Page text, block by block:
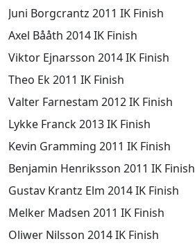
Juni Borgcrantz 2011 IK Finish
Axel Bååth 2014 IK Finish
Viktor Ejnarsson 2014 IK Finish
Theo Ek 2011 IK Finish
Valter Farnestam 2012 IK Finish
Lykke Franck 2013 IK Finish
Kevin Gramming 2011 IK Finish
Benjamin Henriksson 2011 IK Finish
Gustav Krantz Elm 2014 IK Finish
Melker Madsen 2011 IK Finish
Oliwer Nilsson 2014 IK Finish